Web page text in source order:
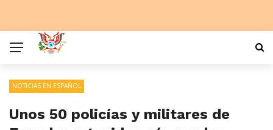
NOTICIAS EN ESPAÑOL
Unos 50 policías y militares de